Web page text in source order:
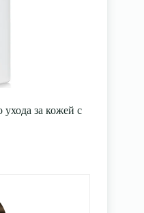
ухода за кожей с